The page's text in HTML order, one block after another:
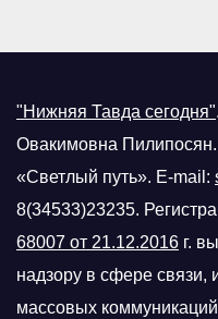
"Нижняя Тавда сегодня".
Овакимовна
«Светлый путь». E-mail:
8(34533)23235.
68007 от 21.12.2016 г.
надзору в сфере
массовых